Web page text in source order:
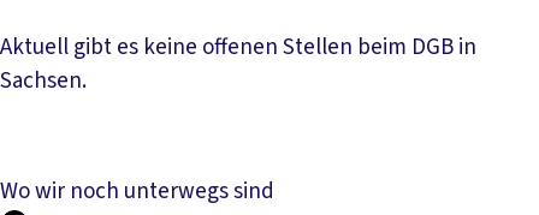
Aktuell gibt es keine offenen Stellen beim DGB in
Sachsen.
Wo wir noch unterwegs sind